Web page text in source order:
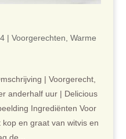
| Voorgerechten Warme
| Voorgerecht,
anderhalf uur | Delicious
Ingrediënten Voor
en graat van witvis en